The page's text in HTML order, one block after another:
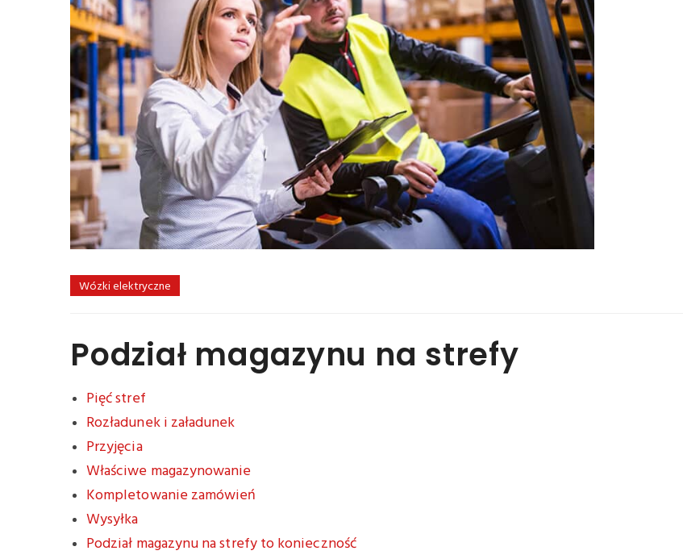
Wózki elektryczne
Podział magazynu na strefy
Pięć stref
Rozładunek i załadunek
Przyjęcia
Właściwe magazynowanie
Kompletowanie zamówień
Wysyłka
Podział magazynu na strefy to konieczność